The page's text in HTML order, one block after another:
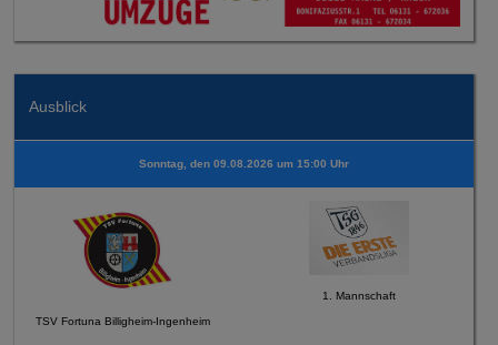
Ausblick
Sonntag, den 09.08.2026 um 15:00 Uhr
TSV Fortuna Billigheim-Ingenheim
1. Mannschaft